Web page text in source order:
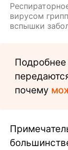
вирусом
вспышки
Подробнее
почему